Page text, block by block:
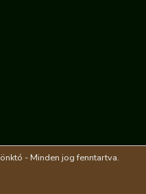
- Minden jog fenntartva.